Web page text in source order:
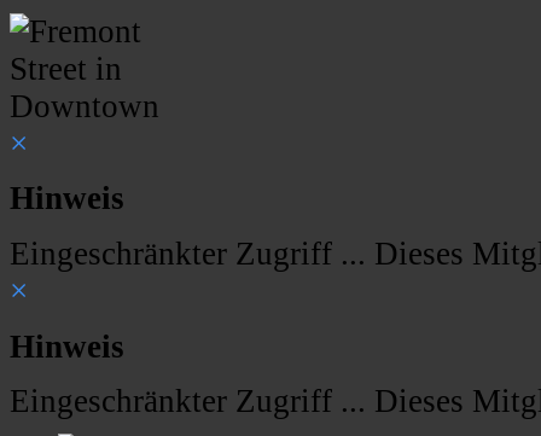
×
Hinweis
Eingeschränkter Zugriff ... Dieses
×
Hinweis
Eingeschränkter Zugriff ... Dieses